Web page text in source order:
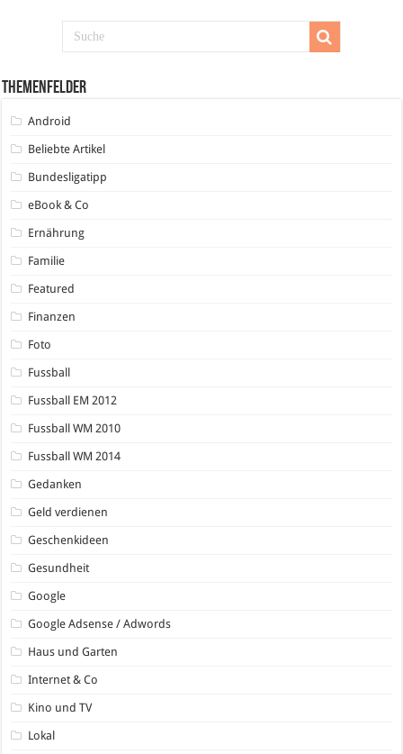
Themenfelder
Android
Beliebte Artikel
Bundesligatipp
eBook & Co
Ernährung
Familie
Featured
Finanzen
Foto
Fussball
Fussball EM 2012
Fussball WM 2010
Fussball WM 2014
Gedanken
Geld verdienen
Geschenkideen
Gesundheit
Google
Google Adsense / Adwords
Haus und Garten
Internet & Co
Kino und TV
Lokal